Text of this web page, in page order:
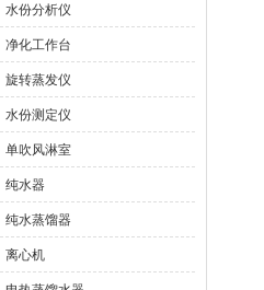
水份分析仪
净化工作台
旋转蒸发仪
水份测定仪
单吹风淋室
纯水器
纯水蒸馏器
离心机